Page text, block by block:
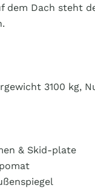
Dach steht
3100 kg,
& Skid-plate